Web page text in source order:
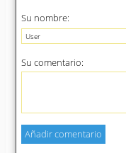
Su nombre:
Su comentario: